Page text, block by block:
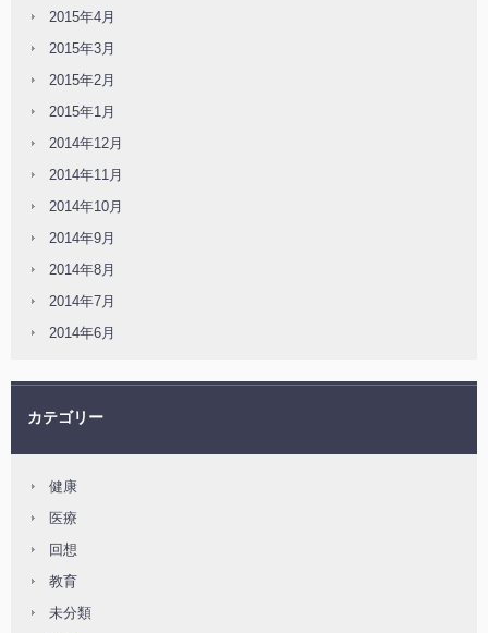
2015年4月
2015年3月
2015年2月
2015年1月
2014年12月
2014年11月
2014年10月
2014年9月
2014年8月
2014年7月
2014年6月
カテゴリー
健康
医療
回想
教育
未分類